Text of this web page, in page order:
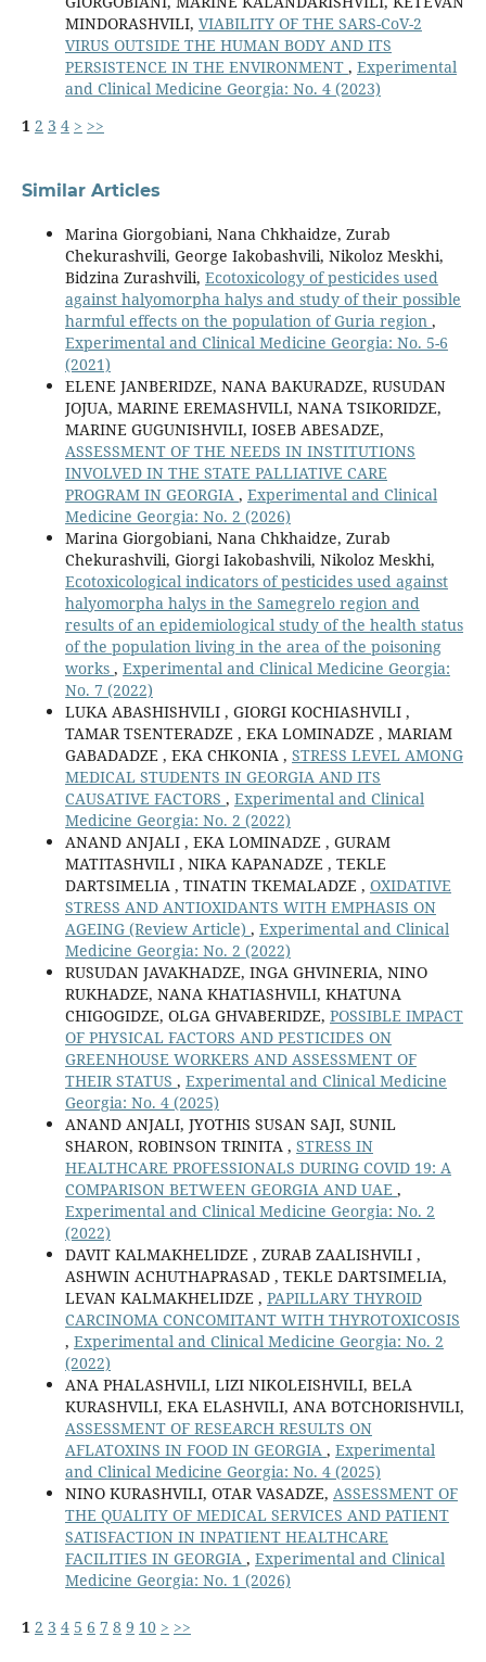
MINDORASHVILI, VIABILITY OF THE SARS-CoV-2
VIRUS OUTSIDE THE HUMAN BODY AND ITS
PERSISTENCE IN THE ENVIRONMENT , Experimental
and Clinical Medicine Georgia: No. 4 (2023)
1 2 3 4 > >>
Similar Articles
Marina Giorgobiani, Nana Chkhaidze, Zurab
Chekurashvili, George Iakobashvili, Nikoloz Meskhi,
Bidzina Zurashvili, Ecotoxicology of pesticides used
against halyomorpha halys and study of their possible
harmful effects on the population of Guria region ,
Experimental and Clinical Medicine Georgia: No. 5-6
(2021)
ELENE JANBERIDZE, NANA BAKURADZE, RUSUDAN
JOJUA, MARINE EREMASHVILI, NANA TSIKORIDZE,
MARINE GUGUNISHVILI, IOSEB ABESADZE,
ASSESSMENT OF THE NEEDS IN INSTITUTIONS
INVOLVED IN THE STATE PALLIATIVE CARE
PROGRAM IN GEORGIA , Experimental and Clinical
Medicine Georgia: No. 2 (2026)
Marina Giorgobiani, Nana Chkhaidze, Zurab
Chekurashvili, Giorgi Iakobashvili, Nikoloz Meskhi,
Ecotoxicological indicators of pesticides used against
halyomorpha halys in the Samegrelo region and
results of an epidemiological study of the health status
of the population living in the area of the poisoning
works , Experimental and Clinical Medicine Georgia:
No. 7 (2022)
LUKA ABASHISHVILI , GIORGI KOCHIASHVILI ,
TAMAR TSENTERADZE , EKA LOMINADZE , MARIAM
GABADADZE , EKA CHKONIA , STRESS LEVEL AMONG
MEDICAL STUDENTS IN GEORGIA AND ITS
CAUSATIVE FACTORS , Experimental and Clinical
Medicine Georgia: No. 2 (2022)
ANAND ANJALI , EKA LOMINADZE , GURAM
MATITASHVILI , NIKA KAPANADZE , TEKLE
DARTSIMELIA , TINATIN TKEMALADZE , OXIDATIVE
STRESS AND ANTIOXIDANTS WITH EMPHASIS ON
AGEING (Review Article) , Experimental and Clinical
Medicine Georgia: No. 2 (2022)
RUSUDAN JAVAKHADZE, INGA GHVINERIA, NINO
RUKHADZE, NANA KHATIASHVILI, KHATUNA
CHIGOGIDZE, OLGA GHVABERIDZE, POSSIBLE IMPACT
OF PHYSICAL FACTORS AND PESTICIDES ON
GREENHOUSE WORKERS AND ASSESSMENT OF
THEIR STATUS , Experimental and Clinical Medicine
Georgia: No. 4 (2025)
ANAND ANJALI, JYOTHIS SUSAN SAJI, SUNIL
SHARON, ROBINSON TRINITA , STRESS IN
HEALTHCARE PROFESSIONALS DURING COVID 19: A
COMPARISON BETWEEN GEORGIA AND UAE ,
Experimental and Clinical Medicine Georgia: No. 2
(2022)
DAVIT KALMAKHELIDZE , ZURAB ZAALISHVILI ,
ASHWIN ACHUTHAPRASAD , TEKLE DARTSIMELIA,
LEVAN KALMAKHELIDZE , PAPILLARY THYROID
CARCINOMA CONCOMITANT WITH THYROTOXICOSIS
, Experimental and Clinical Medicine Georgia: No. 2
(2022)
ANA PHALASHVILI, LIZI NIKOLEISHVILI, BELA
KURASHVILI, EKA ELASHVILI, ANA BOTCHORISHVILI,
ASSESSMENT OF RESEARCH RESULTS ON
AFLATOXINS IN FOOD IN GEORGIA , Experimental
and Clinical Medicine Georgia: No. 4 (2025)
NINO KURASHVILI, OTAR VASADZE, ASSESSMENT OF
THE QUALITY OF MEDICAL SERVICES AND PATIENT
SATISFACTION IN INPATIENT HEALTHCARE
FACILITIES IN GEORGIA , Experimental and Clinical
Medicine Georgia: No. 1 (2026)
1 2 3 4 5 6 7 8 9 10 > >>